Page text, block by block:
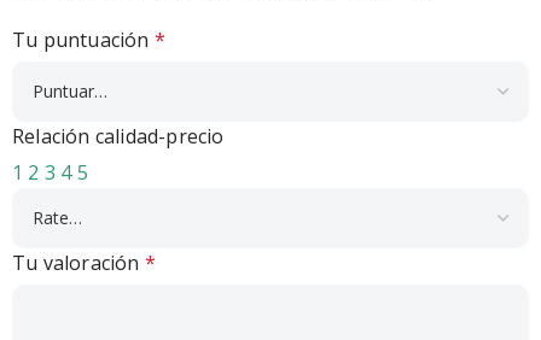
Tu puntuación *
Relación calidad-precio
1 2 3 4 5
Tu valoración *